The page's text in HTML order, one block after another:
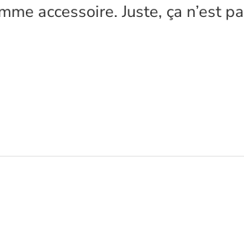
accessoire. Juste, ça n’est